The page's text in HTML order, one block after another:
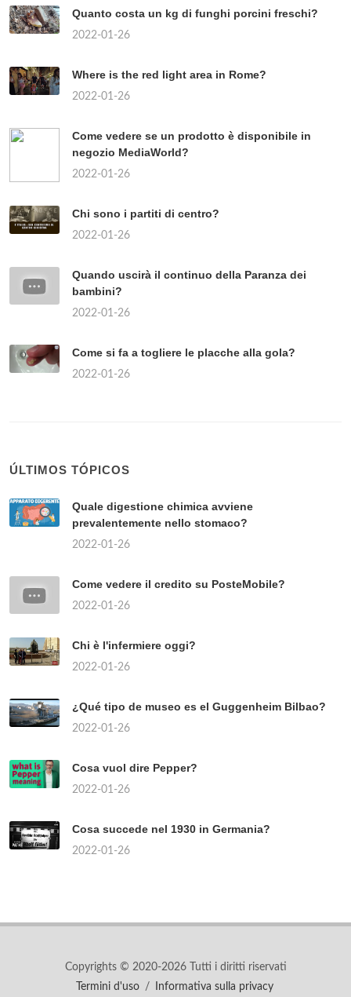
Quanto costa un kg di funghi porcini freschi?
2022-01-26
Where is the red light area in Rome?
2022-01-26
Come vedere se un prodotto è disponibile in
negozio MediaWorld?
2022-01-26
Chi sono i partiti di centro?
2022-01-26
Quando uscirà il continuo della Paranza dei
bambini?
2022-01-26
Come si fa a togliere le placche alla gola?
2022-01-26
ÚLTIMOS TÓPICOS
Quale digestione chimica avviene
prevalentemente nello stomaco?
2022-01-26
Come vedere il credito su PosteMobile?
2022-01-26
Chi è l'infermiere oggi?
2022-01-26
¿Qué tipo de museo es el Guggenheim Bilbao?
2022-01-26
Cosa vuol dire Pepper?
2022-01-26
Cosa succede nel 1930 in Germania?
2022-01-26
Copyrights © 2020-2026 Tutti i diritti riservati
Termini d'uso
/ Informativa sulla privacy